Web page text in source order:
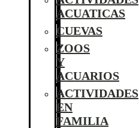
ACUATICAS
CUEVAS
ZOOS
Y
ACUARIOS
ACTIVIDADES
EN
FAMILIA